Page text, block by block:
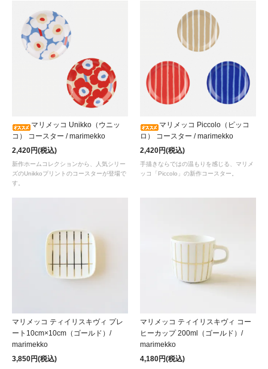
マリメッコ Unikko（ウニッ
コ） コースター / marimekko
2,420円(税込)
新作ホームコレクションから、人気シリー
ズのUnikkoプリントのコースターが登場で
す。
マリメッコ Piccolo（ピッコ
ロ） コースター / marimekko
2,420円(税込)
手描きならではの温もりを感じる、マリメ
ッコ「Piccolo」の新作コースター。
マリメッコ ティイリスキヴィ プレ
ート10cm×10cm（ゴールド）/
marimekko
3,850円(税込)
マリメッコ ティイリスキヴィ コー
ヒーカップ 200ml（ゴールド）/
marimekko
4,180円(税込)